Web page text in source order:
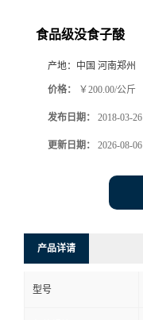
食品级没食子酸
产地： 中国 河南郑州
价格： ￥200.00/公斤
发布日期： 2018-03-26
更新日期： 2026-08-06
产品详请
型号